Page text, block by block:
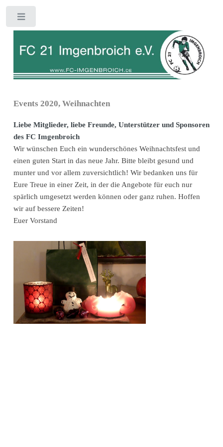
Events 2020, Weihnachten
Liebe Mitglieder, liebe Freunde, Unterstützer und Sponsoren
des FC Imgenbroich
Wir wünschen Euch ein wunderschönes Weihnachtsfest und
einen guten Start in das neue Jahr. Bitte bleibt gesund und
munter und vor allem zuversichtlich! Wir bedanken uns für
Eure Treue in einer Zeit, in der die Angebote für euch nur
spärlich umgesetzt werden können oder ganz ruhen. Hoffen
wir auf bessere Zeiten!
Euer Vorstand